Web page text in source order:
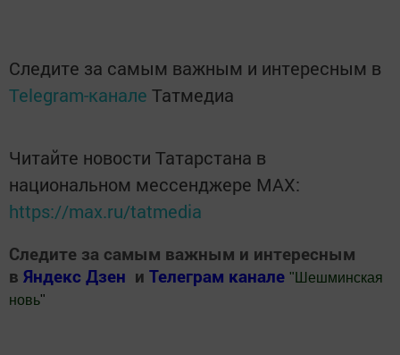
Следите за самым важным и интересным в
Telegram-канале Татмедиа
Читайте новости Татарстана в
национальном мессенджере MАХ:
https://max.ru/tatmedia
Следите за самым важным и интересным
в Яндекс Дзен и Телеграм канале " Шешминская
новь"